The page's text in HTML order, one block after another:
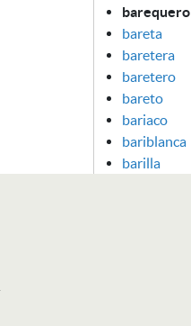
barequero
bareta
baretera
baretero
bareto
bariaco
bariblanca
barilla